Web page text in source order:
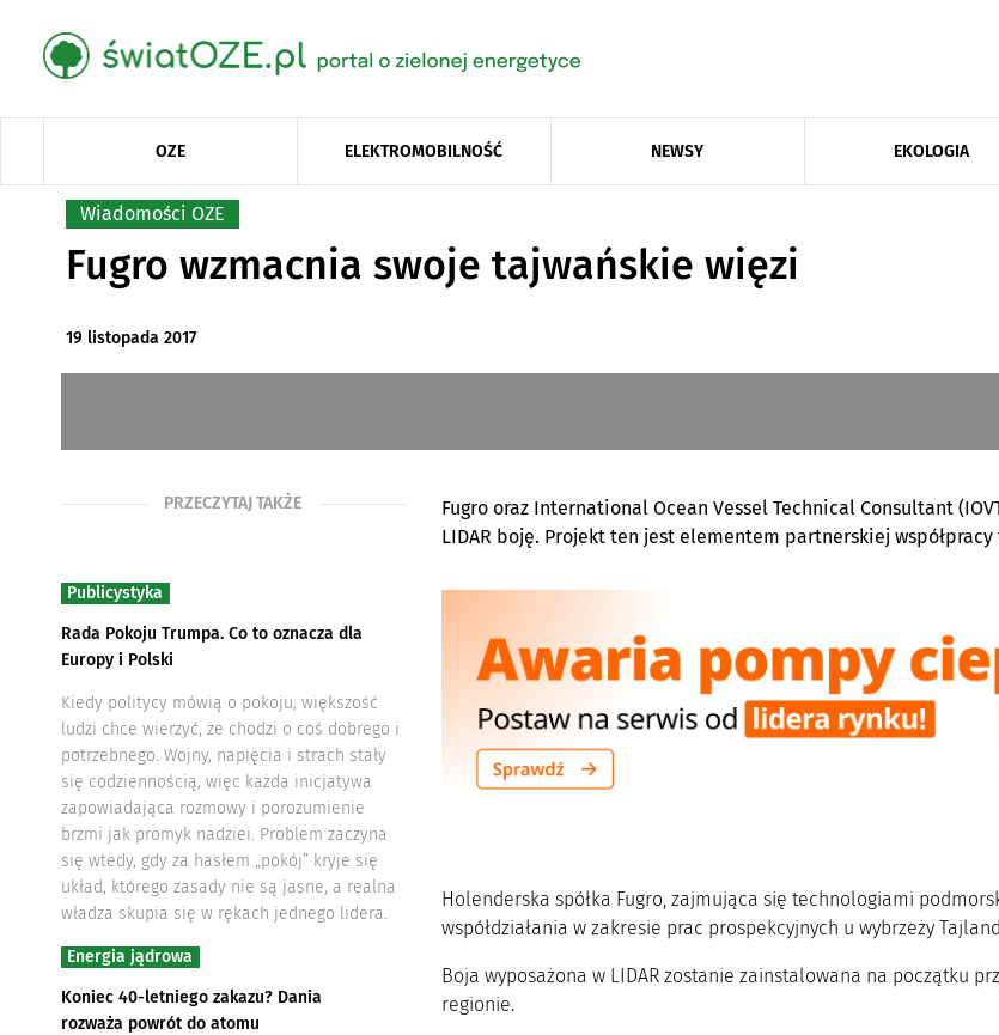
OZE ELEKTROMOBILNOŚĆ NEWSY EKOLOGIA
Wiadomości OZE
Fugro wzmacnia swoje tajwańskie więzi
19 listopada 2017
PRZECZYTAJ TAKŻE
Publicystyka
Rada Pokoju Trumpa. Co to oznacza dla
Europy i Polski
Kiedy politycy mówią o pokoju, większość
ludzi chce wierzyć, że chodzi o coś dobrego i
potrzebnego. Wojny, napięcia i strach stały
się codziennością, więc każda inicjatywa
zapowiadająca rozmowy i porozumienie
brzmi jak promyk nadziei. Problem zaczyna
się wtedy, gdy za hasłem „pokój” kryje się
układ, którego zasady nie są jasne, a realna
władza skupia się w rękach jednego lidera.
Energia jądrowa
Koniec 40-letniego zakazu? Dania
rozważa powrót do atomu
Fugro oraz International Ocean Vessel Technical Consultant
LIDAR boję. Projekt ten jest elementem partnerskiej współpracy
Holenderska spółka Fugro, zajmująca się technologiami
współdziałania w zakresie prac prospekcyjnych u wybrzeży
Boja wyposażona w LIDAR zostanie zainstalowana na początku
regionie.